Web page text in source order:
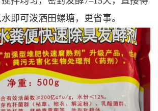
即可泼洒田螺塘，更省事。